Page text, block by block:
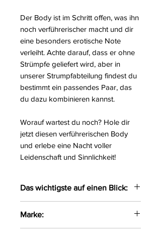
Der Body ist im Schritt offen, was ihn
noch verführerischer macht und dir
eine besonders erotische Note
verleiht. Achte darauf, dass er ohne
Strümpfe geliefert wird, aber in
unserer Strumpfabteilung findest du
bestimmt ein passendes Paar, das
du dazu kombinieren kannst.
Worauf wartest du noch? Hole dir
jetzt diesen verführerischen Body
und erlebe eine Nacht voller
Leidenschaft und Sinnlichkeit!
Das wichtigste auf einen Blick:
aus zarter Spitze
Mit verstellbaren Trägern und
Marke: